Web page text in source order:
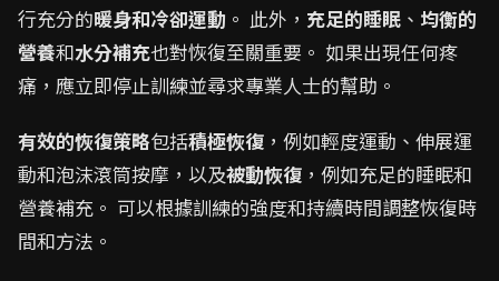
行充分的暖身和冷卻運動 。 此外， 充足的睡眠 、 均衡的
營養和水分補充也對恢復至關重要。 如果出現任何疼
痛，應立即停止訓練並尋求專業人士的幫助。
有效的恢復策略包括積極恢復 ，例如輕度運動、伸展運
動和泡沫滾筒按摩，以及被動恢復 ，例如充足的睡眠和
營養補充。 可以根據訓練的強度和持續時間調整恢復時
間和方法。